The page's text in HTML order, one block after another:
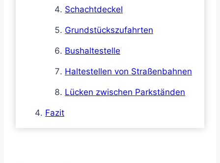
Schachtdeckel
Grundstückszufahrten
Bushaltestelle
Haltestellen von Straßenbahnen
Lücken zwischen Parkständen
Fazit